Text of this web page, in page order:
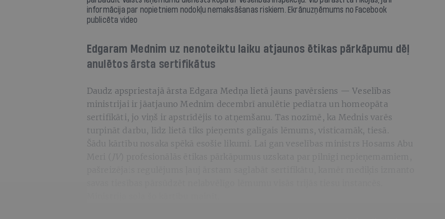
informācija par nopietniem nodokļu nemaksāšanas riskiem. Ekrānuzņēmums no Facebook
publicēta video
Edgaram Mednim uz nenoteiktu laiku atjaunos ētikas pārkāpumu dēļ
anulētos ārsta sertifikātus
Daudz apspriestajā ārsta Edgara Medņa lietā jauns pavērsiens — Veselības
ministrijai ir jāatjauno Mednim decembrī anulētie pediatra un homeopāta
sertifikāti, jo viņš ir apstrīdējis to atņemšanu. Tas nozīmē, ka Mednis varēs
turpināt darbu, līdz lietā tiks pieņemts galīgais lēmums, visticamāk, tiesā.
Šādu kārtību nosaka spēkā esošie likumi. Lai gan veselības ministrs Hosams Abu